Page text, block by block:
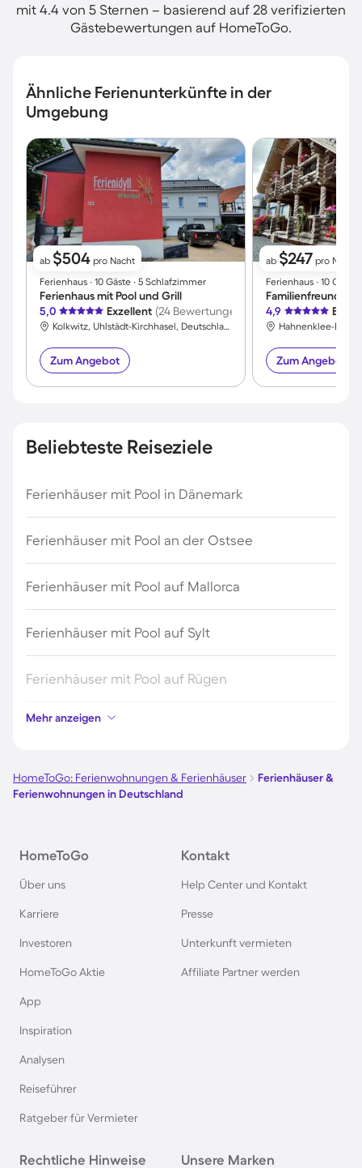
mit 4.4 von 5 Sternen – basierend auf 28 verifizierten
Gästebewertungen auf HomeToGo.
Ähnliche Ferienunterkünfte in der
Umgebung
ab $504 pro Nacht
Ferienhaus ∙ 10 Gäste ∙ 5 Schlafzimmer
Ferienhaus mit Pool und Grill
5,0
Exzellent (24 Bewertungen)
Kolkwitz, Uhlstädt-Kirchhasel, Deutschland
Zum Angebot
ab $247 pro Nacht
Ferienhaus ∙ 10
4,9
Zum Angebot
Beliebteste Reiseziele
Ferienhäuser mit Pool in Dänemark
Ferienhäuser mit Pool an der Ostsee
Ferienhäuser mit Pool auf Mallorca
Ferienhäuser mit Pool auf Sylt
Ferienhäuser mit Pool auf Rügen
Ferienhäuser mit Pool am Gardasee
Ferienhäuser mit Pool an der Nordsee
Ferienhäuser mit Pool im Allgäu
Ferienhäuser mit Pool auf Fehmarn
Ferienhäuser mit Pool in Büsum
Ferienhäuser mit Pool in Berlin
Mehr anzeigen
HomeToGo: Ferienwohnungen & Ferienhäuser
Ferienhäuser &
Ferienwohnungen in Deutschland
HomeToGo
Über uns
Karriere
Investoren
HomeToGo Aktie
App
Inspiration
Analysen
Reiseführer
Ratgeber für Vermieter
Kontakt
Help Center und Kontakt
Presse
Unterkunft vermieten
Affiliate Partner werden
Rechtliche Hinweise Unsere Marken